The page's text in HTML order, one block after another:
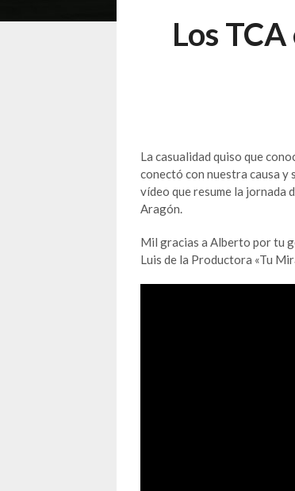
Los
La casualidad quiso que
conectó con nuestra causa y
vídeo que resume la jornada
Aragón.
Mil gracias a Alberto por tu
Luis de la Productora «Tu